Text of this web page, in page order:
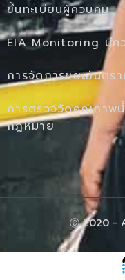
ขึ้นทะเบียนผู้ควบคุม
EIA Monitoring มีค
การจัดการขยะอันตร
การตรวจวัดคุณภาพน้
กฎหมาย
Ⓒ 2020 -